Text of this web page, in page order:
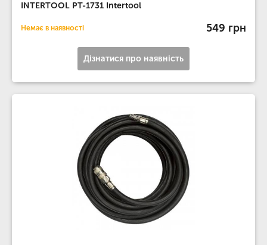
INTERTOOL PT-1731 Intertool
Немає в наявності 549 грн
Дізнатися про наявність